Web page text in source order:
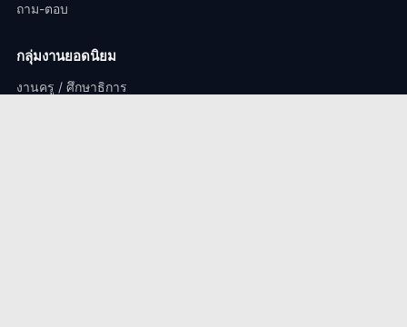
ถาม-ตอบ
กลุ่มงานยอดนิยม
งานครู / ศึกษาธิการ